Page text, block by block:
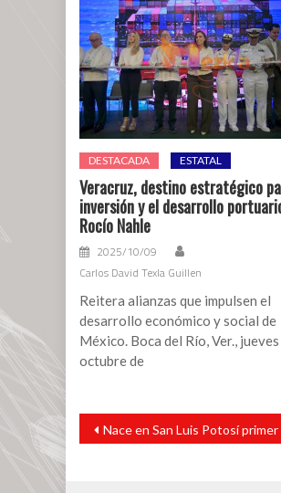
DESTACADA ESTATAL
Veracruz, destino estratégico
inversión y el desarrollo
Rocío Nahle
2025/10/09
Carlos David Texla Guillen
Reitera alianzas que impulsen el
desarrollo económico y social de
México. Boca del Río, Ver.,
octubre de
Navegación
entradas
Nace en San Luis Potosí primer bebé con